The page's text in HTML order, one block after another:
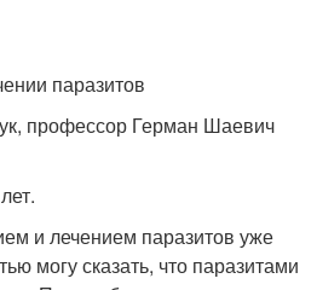
паразитов
профессор Герман Шаевич
и лечением паразитов уже
могу сказать, что паразитами